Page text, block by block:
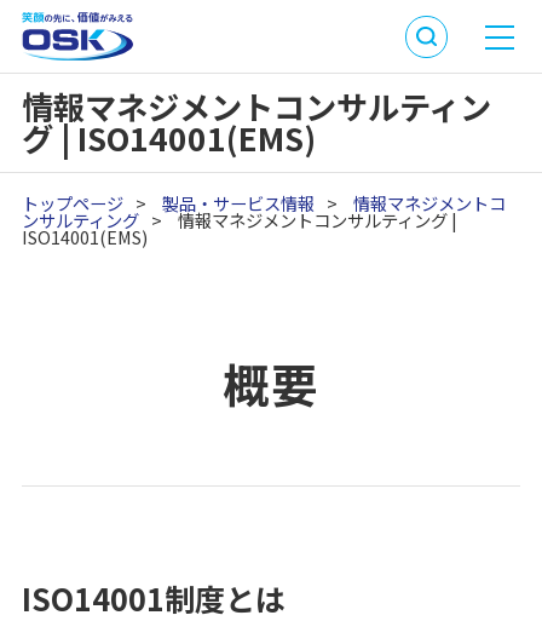
情報マネジメントコンサルティン
グ | ISO14001(EMS)
トップページ > 製品・サービス情報 > 情報マネジメントコ
ンサルティング > 情報マネジメントコンサルティング |
ISO14001(EMS)
概要
ISO14001制度とは